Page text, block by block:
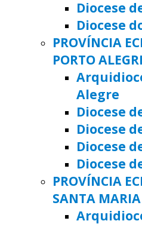
Diocese
Diocese
PROVÍNCIA
PORTO
Alegre
Diocese
Diocese
Diocese
Diocese
PROVÍNCIA
SANTA MARIA